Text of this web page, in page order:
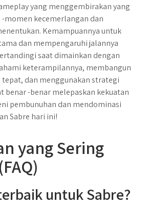
yang menggembirakan yang
momen kecemerlangan dan
Kemampuannya untuk
dan mempengaruhi jalannya
saat dimainkan dengan
keterampilannya, membangun
tepat, dan menggunakan strategi
benar -benar melepaskan kekuatan
pembunuhan dan mendominasi
Sabre hari ini!
yang Sering
untuk Sabre?